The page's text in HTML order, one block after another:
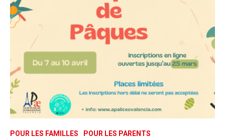
POUR LES FAMILLES POUR LES PARENTS